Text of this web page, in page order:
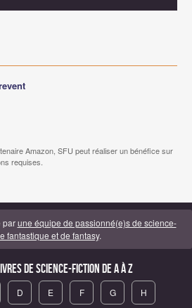
Amazon, SFU peut réaliser un bénéfice sur
requises.
parune équipe de passionné(e)s de science-
fantastique et de fantasy.
de science-fiction de A à Z
D E F G H